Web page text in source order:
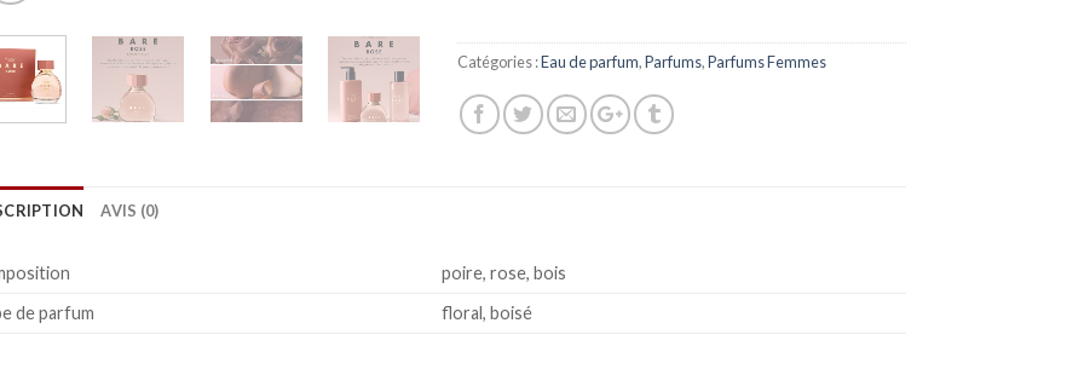
Catégories :Eau de parfum,Parfums,Parfums Femmes
AVIS (0)
poire, rose, bois
de parfum
floral, boisé